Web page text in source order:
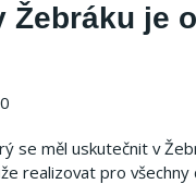
je
se měl uskutečnit v
realizovat pro